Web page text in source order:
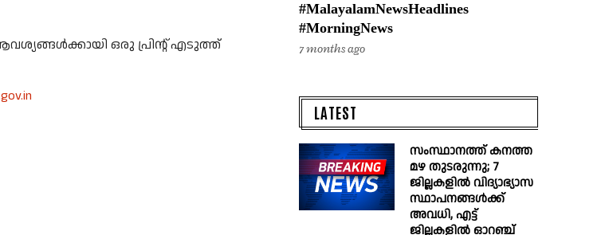
ഒരു പ്രിന്റ് എടുത്ത്
#MalayalamNewsHeadlines
#MorningNews
7 months ago
LATEST
സംസ്ഥാനത്ത് കനത്ത
മഴ തുടരുന്നു; 7
ജില്ലകളിൽ വിദ്യാഭ്യാസ
സ്ഥാപനങ്ങൾക്ക്
അവധി, എട്ട്
ജില്ലകളിൽ ഓറഞ്ച്